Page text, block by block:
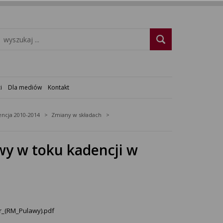
Dla mediów Kontakt
2010-2014
Zmiany w składach
w toku kadencji w